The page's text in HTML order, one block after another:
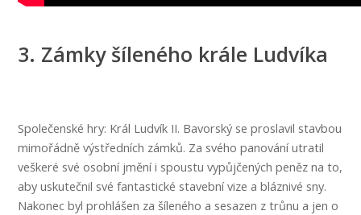
3. Zámky šíleného krále Ludvíka
Společenské hry: Král Ludvík II. Bavorský se proslavil stavbou
mimořádně výstředních zámků. Za svého panování utratil
veškeré své osobní jmění i spoustu vypůjčených peněz na to,
aby uskutečnil své fantastické stavební vize a bláznivé sny.
Nakonec byl prohlášen za šíleného a sesazen z trůnu a jen o